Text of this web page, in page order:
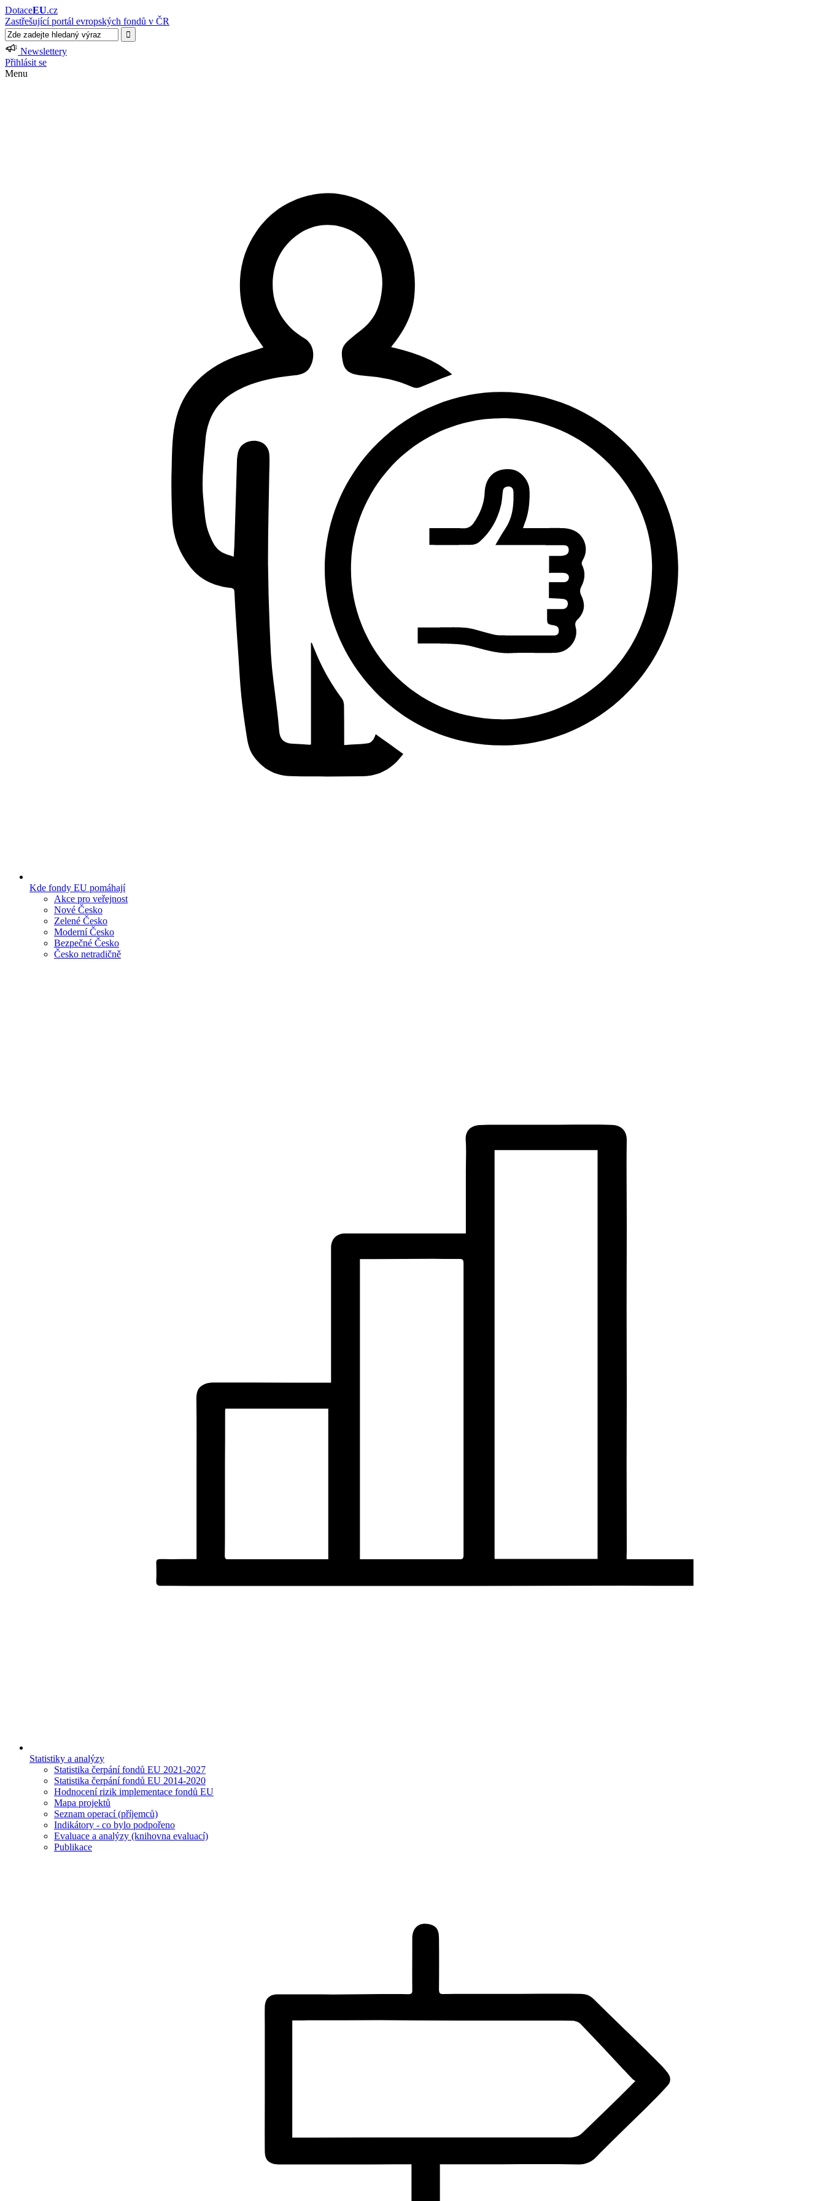
DotaceEU.cz
Zastřešující portál evropských fondů v ČR
Newslettery
Přihlásit se
Menu
Kde fondy EU pomáhají
Akce pro veřejnost
Nové Česko
Zelené Česko
Moderní Česko
Bezpečné Česko
Česko netradičně
Statistiky a analýzy
Statistika čerpání fondů EU 2021-2027
Statistika čerpání fondů EU 2014-2020
Hodnocení rizik implementace fondů EU
Mapa projektů
Seznam operací (příjemců)
Indikátory - co bylo podpořeno
Evaluace a analýzy (knihovna evaluací)
Publikace